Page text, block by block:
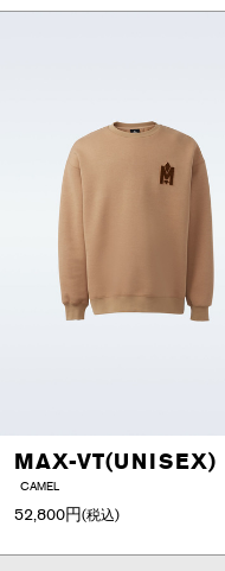
MAX-VT(UNISEX)
CAMEL
52,800円(税込)